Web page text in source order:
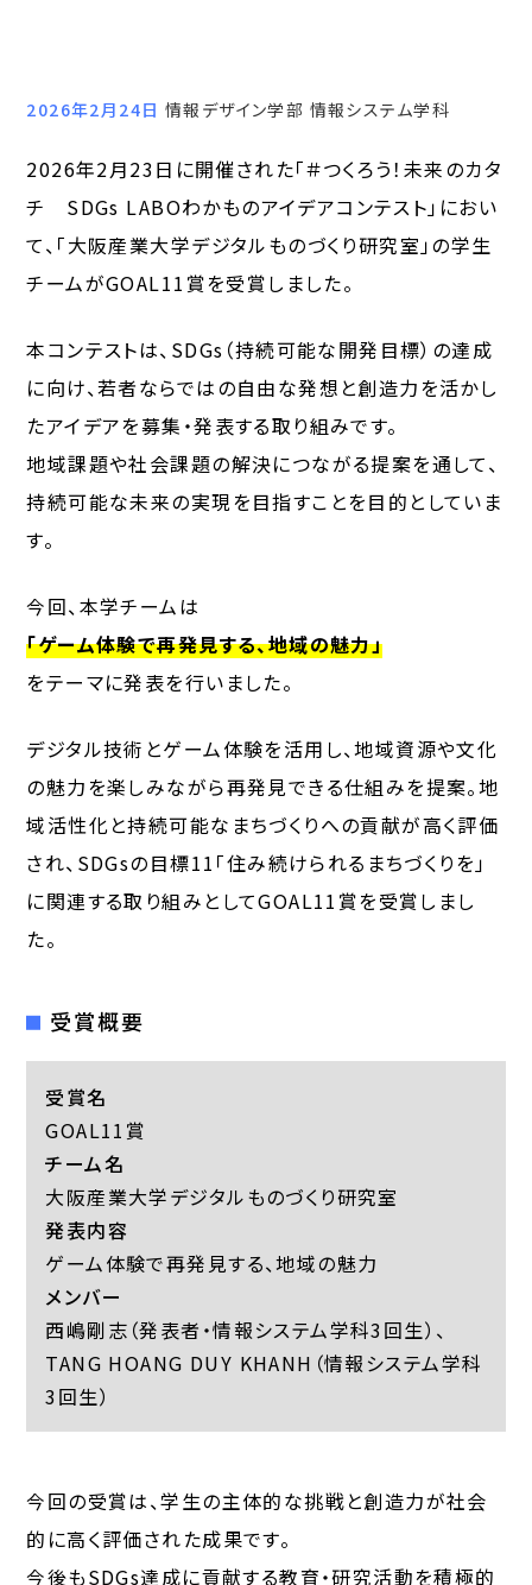
2026年2月24日 情報デザイン学部 情報システム学科
2026年2月23日に開催された「＃つくろう！未来のカタ
チ SDGs LABOわかものアイデアコンテスト」におい
て、「大阪産業大学デジタルものづくり研究室」の学生
チームがGOAL11賞を受賞しました。
本コンテストは、SDGs（持続可能な開発目標）の達成
に向け、若者ならではの自由な発想と創造力を活かし
たアイデアを募集・発表する取り組みです。
地域課題や社会課題の解決につながる提案を通して、
持続可能な未来の実現を目指すことを目的としていま
す。
今回、本学チームは
「ゲーム体験で再発見する、地域の魅力」
をテーマに発表を行いました。
デジタル技術とゲーム体験を活用し、地域資源や文化
の魅力を楽しみながら再発見できる仕組みを提案。地
域活性化と持続可能なまちづくりへの貢献が高く評価
され、SDGsの目標11「住み続けられるまちづくりを」
に関連する取り組みとしてGOAL11賞を受賞しまし
た。
受賞概要
受賞名
GOAL11賞
チーム名
大阪産業大学デジタルものづくり研究室
発表内容
ゲーム体験で再発見する、地域の魅力
メンバー
西嶋剛志（発表者・情報システム学科3回生）、
TANG HOANG DUY KHANH（情報システム学科
3回生）
今回の受賞は、学生の主体的な挑戦と創造力が社会
的に高く評価された成果です。
今後もSDGs達成に貢献する教育・研究活動を積極的